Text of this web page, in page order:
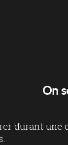
On
durant une